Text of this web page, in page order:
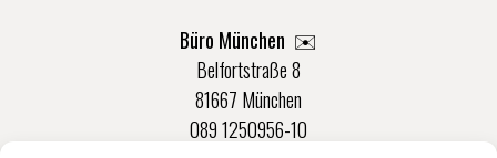
Büro München ✉️
Belfortstraße 8
81667 München
089 1250956-10